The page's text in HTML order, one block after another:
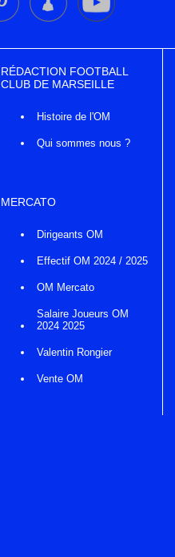
RÉDACTION FOOTBALL
CLUB DE MARSEILLE
Histoire de l'OM
Qui sommes nous ?
MERCATO
Dirigeants OM
Effectif OM 2024 / 2025
OM Mercato
Salaire Joueurs OM
2024 2025
Valentin Rongier
Vente OM